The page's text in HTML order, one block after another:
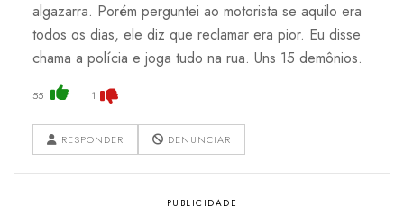
algazarra. Porém perguntei ao motorista se aquilo era
todos os dias, ele diz que reclamar era pior. Eu disse
chama a polícia e joga tudo na rua. Uns 15 demônios.
55 1
RESPONDER DENUNCIAR